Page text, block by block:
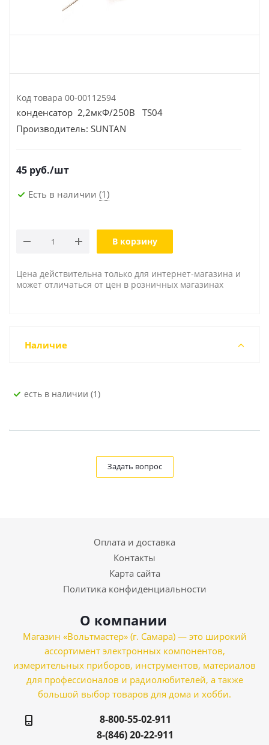
Код товара 00-00112594
конденсатор 2,2мкФ/250В TS04
Производитель: SUNTAN
45 руб./шт
Есть в наличии (1)
В корзину
Цена действительна только для интернет-магазина и
может отличаться от цен в розничных магазинах
Наличие
Есть в наличии (1)
Задать вопрос
Оплата и доставка
Контакты
Карта сайта
Политика конфиденциальности
О компании
Магазин «Вольтмастер» (г. Самара) — это широкий
ассортимент электронных компонентов,
измерительных приборов, инструментов, материалов
для профессионалов и радиолюбителей, а также
большой выбор товаров для дома и хобби.
8-800-55-02-911
8-(846) 20-22-911